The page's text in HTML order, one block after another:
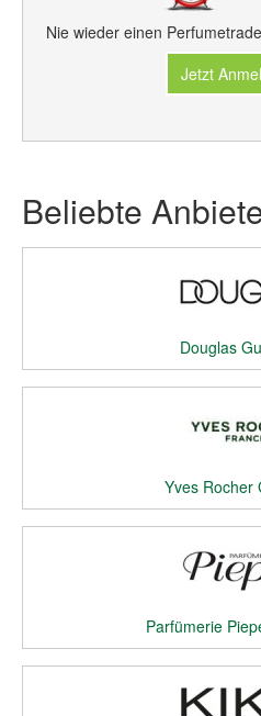
Nie wieder einen
Jetzt
Beliebte
Douglas
Yves Rocher
Parfümerie